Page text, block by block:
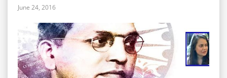
June 24, 2016